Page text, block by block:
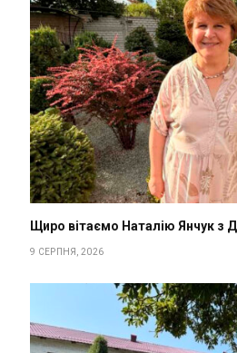
Щиро вітаємо Наталію Янчук з
9 СЕРПНЯ, 2026